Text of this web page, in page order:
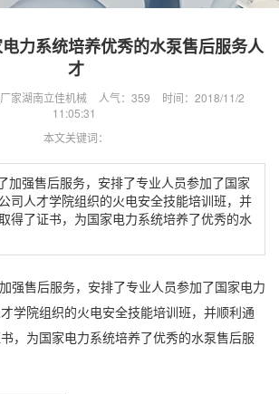
力系统培养优秀的水泵售后服务人
才
家湖南立佳机械 人气： 359
时间：2018/11/2
11:05:31
本文关键词：
加强售后服务，安排了专业人员参加了国家
司人才学院组织的火电安全技能培训班，并
得了证书，为国家电力系统培养了优秀的水
强售后服务，安排了专业人员参加了国家电力
学院组织的火电安全技能培训班，并顺利通
，为国家电力系统培养了优秀的水泵售后服